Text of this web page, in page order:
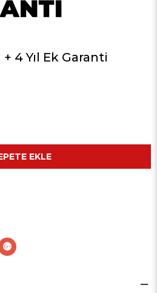
4 Yıl Ek Garanti